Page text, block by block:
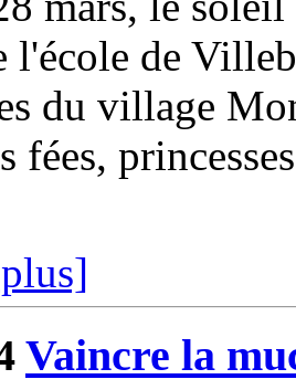
l'école de
du village
fées,
Vaincre la